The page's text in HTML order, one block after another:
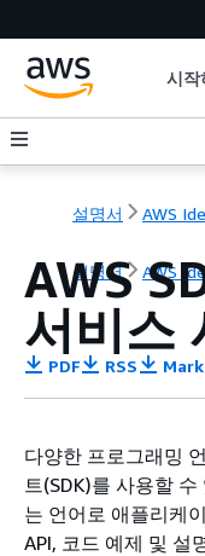
시작
설명서 AWS
설명서 AWS
AWS
서비스
PDF RSS
다양한 프로그래밍
트(SDK)를 사용할
는 언어로 애플리케
API, 코드 예제 및 설